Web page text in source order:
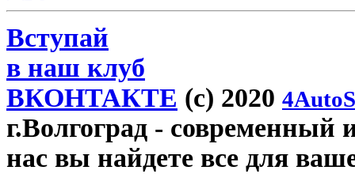
Вступай
в наш клуб
ВКОНТАКТЕ (c) 2020
г.Волгоград - современный
нас вы найдете все для